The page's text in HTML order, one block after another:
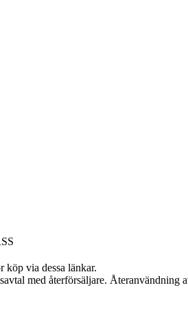
via dessa länkar.
med återförsäljare. Återanvändning